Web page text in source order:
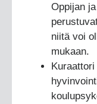
Oppijan
niitä voi
mukaan.